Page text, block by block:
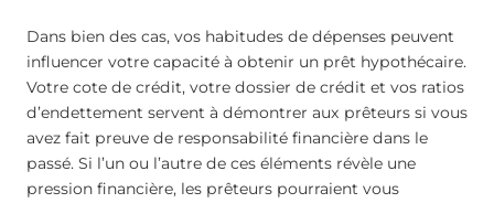
Dans bien des cas, vos habitudes de dépenses peuvent
influencer votre capacité à obtenir un prêt hypothécaire.
Votre cote de crédit, votre dossier de crédit et vos ratios
d’endettement servent à démontrer aux prêteurs si vous
avez fait preuve de responsabilité financière dans le
passé. Si l’un ou l’autre de ces éléments révèle une
pression financière, les prêteurs pourraient vous